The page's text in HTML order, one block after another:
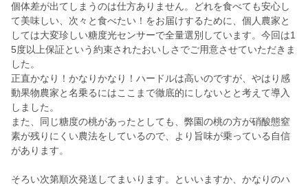
個体差が出てしまうのは仕方ありません。どれを食べても安心し
て美味しい、次々と食べたい！をお届けするために、個人農家と
しては大変珍しい糖度光センサーで全量選別しています。今回は1
5度以上保証という約束されたおいしさでご用意させていただきま
した。
正直かなり！かなりかなり！ハードルは高いのですが、やはり感
動果物農家と名乗るにはここまで徹底的にしないとと考えて導入
しました。
また、同じ糖度の桃があったとしても、弊園の桃の方が硝酸態窒
素が残りにくい農法をしているので、より旨味が乗っている自信
があります。
そろい次第順次発送してまいります。といいますか、かなりのハ